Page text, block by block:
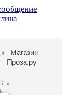
Магазин
Проза.ру
в